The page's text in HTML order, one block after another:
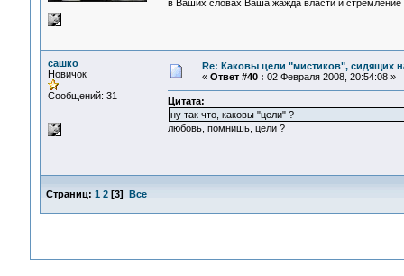
в Ваших словах Ваша жажда власти и стремление
сашко
Новичок
Сообщений: 31
Re: Каковы цели "мистиков", сидящих
« Ответ #40 : 02 Февраля 2008, 20:54:08 »
Цитата:
ну так что, каковы "цели" ?
любовь, помнишь, цели ?
Страниц: 1 2[3] Все